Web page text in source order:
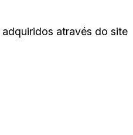
através do site